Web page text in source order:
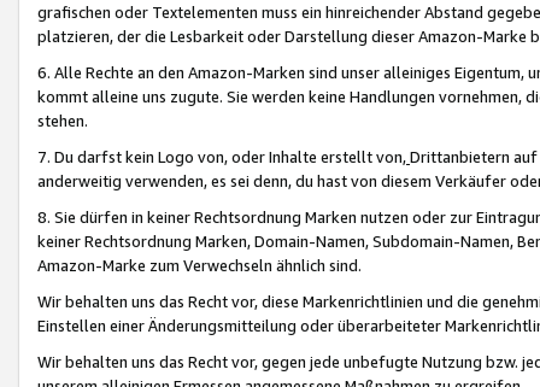
grafischen oder Textelementen muss ein hinreichender Abstand
platzieren, der die Lesbarkeit oder Darstellung dieser Amazon-Marke
6. Alle Rechte an den Amazon-Marken sind unser alleiniges
kommt alleine uns zugute. Sie werden keine Handlungen vornehmen,
stehen.
7. Du darfst kein Logo von, oder Inhalte erstellt von,Drittanbietern auf
anderweitig verwenden, es sei denn, du hast von diesem Verkäufer
8. Sie dürfen in keiner Rechtsordnung Marken nutzen oder zur
keiner Rechtsordnung Marken, Domain-Namen, Subdomain-Namen,
Amazon-Marke zum Verwechseln ähnlich sind.
Wir behalten uns das Recht vor, diese Markenrichtlinien und die
Einstellen einer Änderungsmitteilung oder überarbeiteter
Wir behalten uns das Recht vor, gegen jede unbefugte Nutzung bzw.